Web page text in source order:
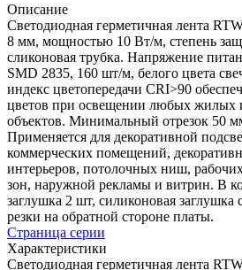
Описание
Светодиодная герметичная лента
8 мм, мощностью 10 Вт/м, степень
сликоновая трубка. Напряжение
SMD 2835, 160 шт/м, белого цвета
индекс цветопередачи CRI>90
цветов при освещении любых жилых
объектов. Минимальный отрезок 50
Применяется для декоративной
коммерческих помещений,
интерьеров, потолочных ниш,
зон, наружной рекламы и витрин. В
заглушка 2 шт, силиконовая
резки на обратной стороне платы.
Страница серии
Характеристики
Светодиодная герметичная лента